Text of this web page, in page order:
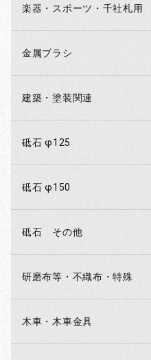
楽器・スポーツ・千社札用
金属ブラシ
建築・塗装関連
砥石 φ125
砥石 φ150
砥石 その他
研磨布等・不織布・特殊
木車・木車金具